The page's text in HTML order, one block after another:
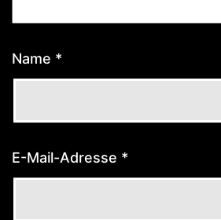
Name *
E-Mail-Adresse *